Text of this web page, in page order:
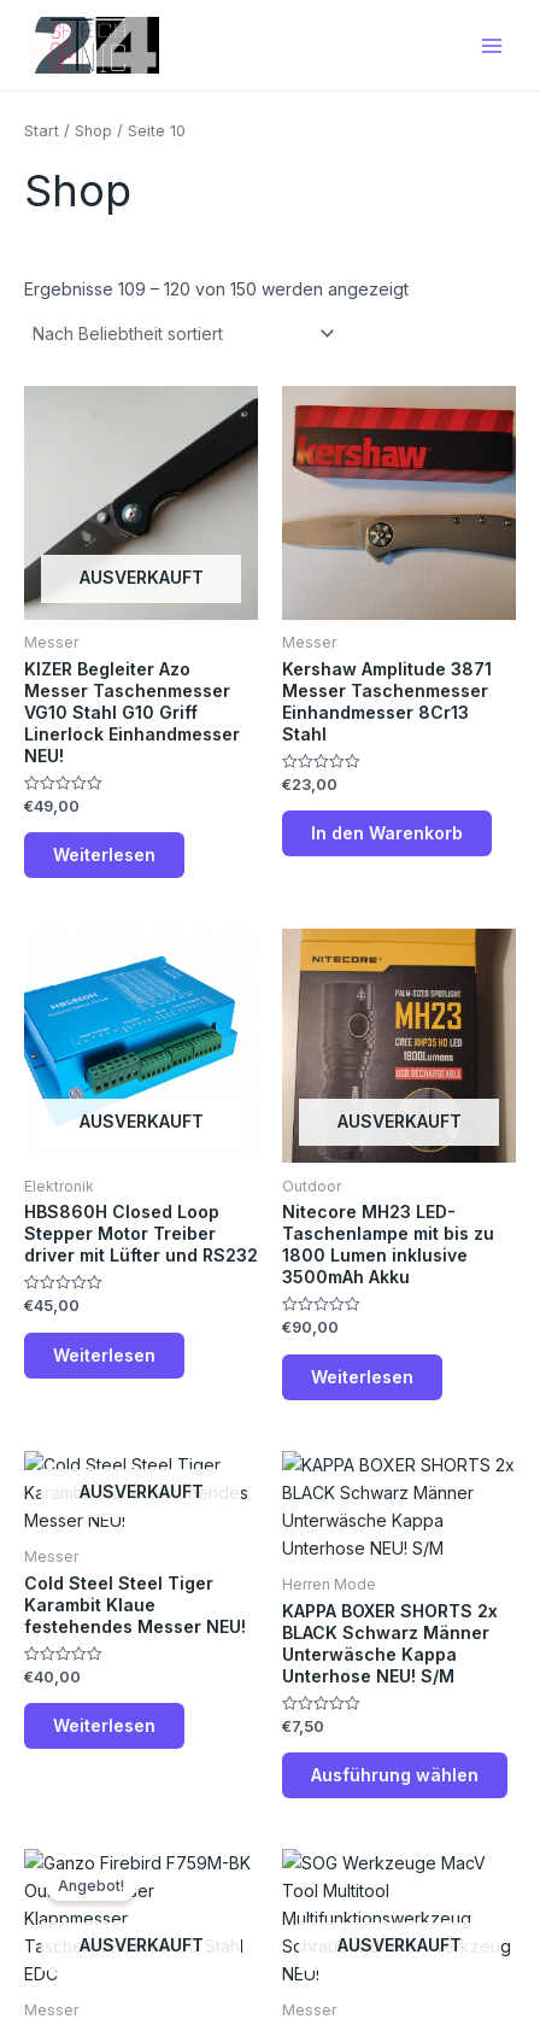
springen
Start / Shop / Seite 10
Shop
Ergebnisse 109 – 120 von 150 werden angezeigt
AUSVERKAUFT
Messer
KIZER Begleiter Azo
Messer Taschenmesser
VG10 Stahl G10 Griff
Linerlock Einhandmesser
NEU!
Bewertet
0
€49,00
Weiterlesen
Messer
Kershaw Amplitude 3871
Messer Taschenmesser
Einhandmesser 8Cr13
Stahl
Bewertet
0
€23,00
In den Warenkorb
AUSVERKAUFT
Elektronik
HBS860H Closed Loop
Stepper Motor Treiber
driver mit Lüfter und RS232
Bewertet
0
€45,00
Weiterlesen
AUSVERKAUFT
Outdoor
Nitecore MH23 LED-
Taschenlampe mit bis zu
1800 Lumen inklusive
3500mAh Akku
Bewertet
0
€90,00
Weiterlesen
AUSVERKAUFT
Messer
Cold Steel Steel Tiger
Karambit Klaue
festehendes Messer NEU!
Bewertet
0
€40,00
Weiterlesen
Herren Mode
KAPPA BOXER SHORTS 2x
BLACK Schwarz Männer
Unterwäsche Kappa
Unterhose NEU! S/M
Bewertet
mit
0
€7,50
Ausführung wählen
AUSVERKAUFT
Angebot!
Messer
Ursprünglicher
Preis
war:
€27,00
Aktueller
ist:
AUSVERKAUFT
Messer